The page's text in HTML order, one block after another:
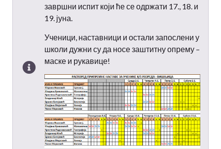
завршни испит који ће се одржати 17., 18. и
19. јуна.
Ученици, наставници и остали запослени у
школи дужни су да носе заштитну опрему –
маске и рукавице!